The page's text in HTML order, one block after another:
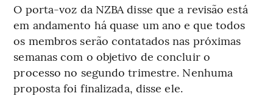
O porta-voz da NZBA disse que a revisão está
em andamento há quase um ano e que todos
os membros serão contatados nas próximas
semanas com o objetivo de concluir o
processo no segundo trimestre. Nenhuma
proposta foi finalizada, disse ele.